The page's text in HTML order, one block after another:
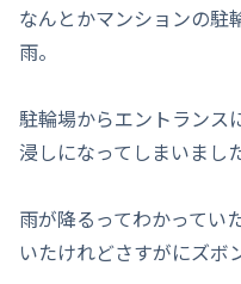
なんとかマンションの駐
雨。
駐輪場からエントランス
浸しになってしまいまし
雨が降るってわかってい
いたけれどさすがにズボ